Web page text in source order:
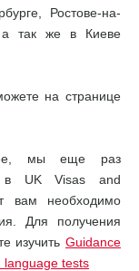
Ростове-на-
а так же в Киеве
на странице
мы еще раз
в UK Visas and
вам необходимо
Для получения
изучить Guidance
language tests